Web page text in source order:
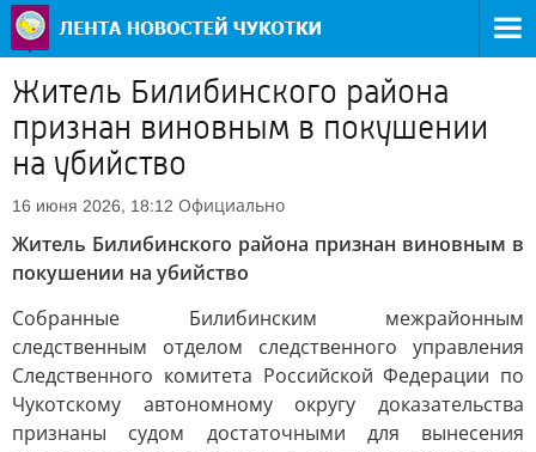
Житель Билибинского района
признан виновным в покушении
на убийство
16 июня 2026, 18:12 Официально
Житель Билибинского района признан виновным в
покушении на убийство
Собранные Билибинским межрайонным
следственным отделом следственного управления
Следственного комитета Российской Федерации по
Чукотскому автономному округу доказательства
признаны судом достаточными для вынесения